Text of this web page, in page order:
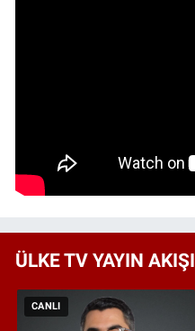
ÜLKE TV YAYIN AKIŞI
CANLI